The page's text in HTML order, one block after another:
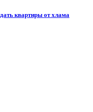
квартиры от хлама